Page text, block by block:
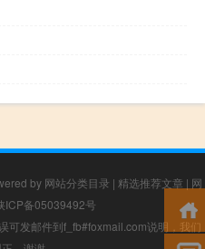
by 网站分类目录 | 精选推荐文章 | 网
ICP备05039492号
可发邮件到f_fb#foxmail.com说明，我们